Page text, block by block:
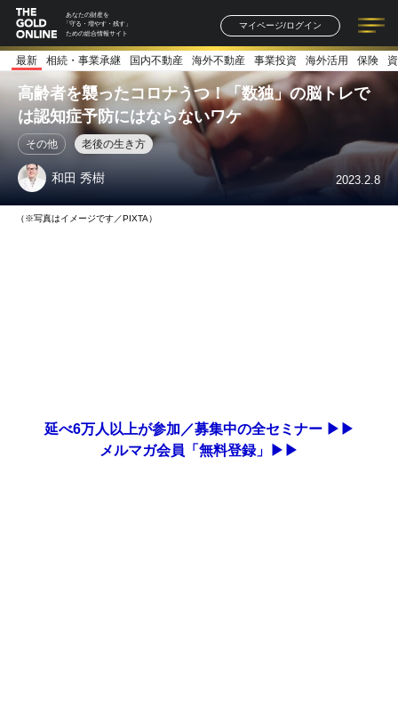
あなたの財産を
「守る・増やす・残す」
ための総合情報サイト
マイページ/ログイン
記事一覧 連載一覧
著者一覧 書籍一覧
最新 相続・事業承継 国内不動産 海外不動産 事業投資 海外活用 保険
高齢者を襲ったコロナうつ！「数独」の脳トレで
は認知症予防にはならないワケ
その他 老後の生き方
和田 秀樹 2023.2.8
（※写真はイメージです／PIXTA）
延べ6万人以上が参加／募集中の全セミナー ▶▶
メルマガ会員「無料登録」▶▶